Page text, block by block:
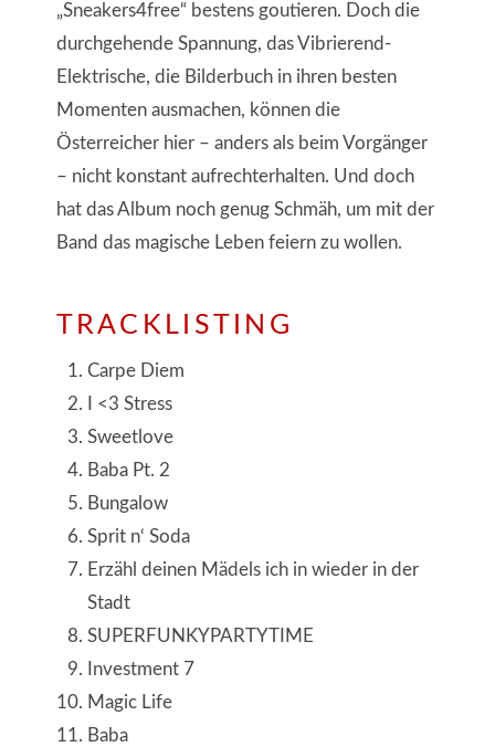
„Sneakers4free“ bestens goutieren. Doch die
durchgehende Spannung, das Vibrierend-
Elektrische, die Bilderbuch in ihren besten
Momenten ausmachen, können die
Österreicher hier – anders als beim Vorgänger
– nicht konstant aufrechterhalten. Und doch
hat das Album noch genug Schmäh, um mit der
Band das magische Leben feiern zu wollen.
TRACKLISTING
Carpe Diem
I <3 Stress
Sweetlove
Baba Pt. 2
Bungalow
Sprit n‘ Soda
Erzähl deinen Mädels ich in wieder in der
Stadt
SUPERFUNKYPARTYTIME
Investment 7
Magic Life
Baba